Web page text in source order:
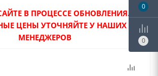
В ПРОЦЕССЕ ОБНОВЛЕНИЯ.
ЦЕНЫ УТОЧНЯЙТЕ У НАШИХ
МЕНЕДЖЕРОВ
0
0